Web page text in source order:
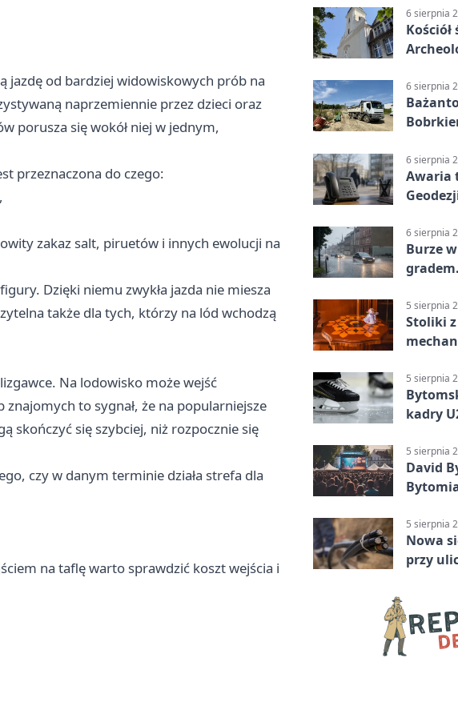
jazdę od bardziej widowiskowych prób na
naprzemiennie przez dzieci oraz
porusza się wokół niej w jednym,
przeznaczona do czego:
zakaz salt, piruetów i innych ewolucji na
Dzięki niemu zwykła jazda nie miesza
także dla tych, którzy na lód wchodzą
Na lodowisko może wejść
znajomych to sygnał, że na popularniejsze
skończyć się szybciej, niż rozpocznie się
czy w danym terminie działa strefa dla
na taflę warto sprawdzić koszt wejścia i
6 sierpnia
6 sierpnia
6 sierpnia
Awaria
6 sierpnia
Burze
5 sierpnia
Stoliki
5 sierpnia
kadry
5 sierpnia
David
5 sierpnia
Nowa
przy